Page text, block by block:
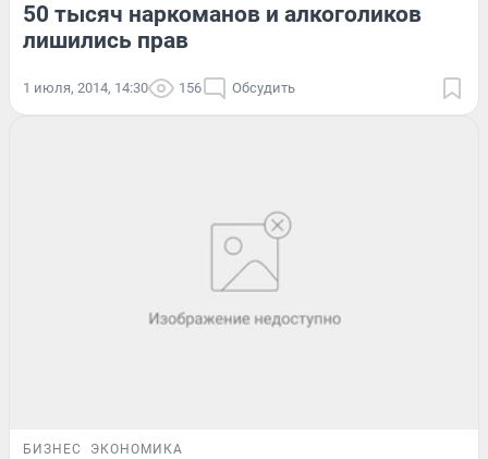
50 тысяч наркоманов и алкоголиков
лишились прав
1 июля, 2014, 14:30 156 Обсудить
БИЗНЕС ЭКОНОМИКА